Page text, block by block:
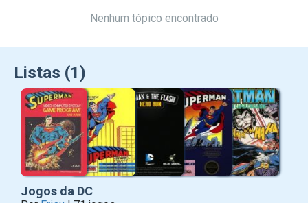
Nenhum tópico encontrado
Listas (1)
Jogos da DC